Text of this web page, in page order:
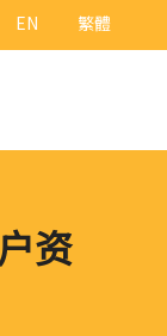
EN 繁體
资